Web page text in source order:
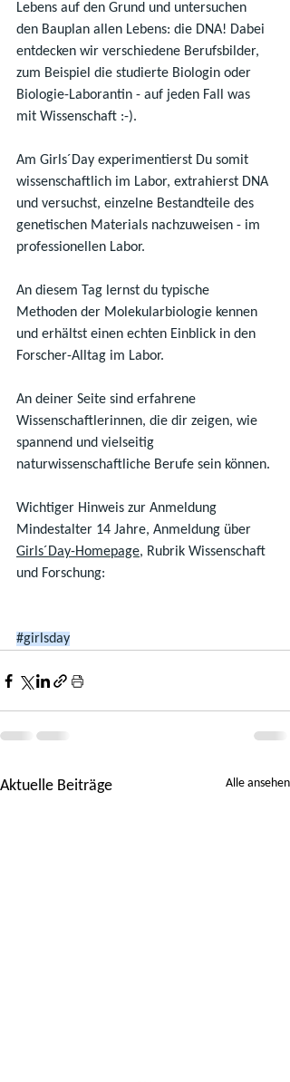
Lebens auf den Grund und untersuchen
den Bauplan allen Lebens: die DNA! Dabei
entdecken wir verschiedene Berufsbilder,
zum Beispiel die studierte Biologin oder
Biologie-Laborantin - auf jeden Fall was
mit Wissenschaft :-).
Am Girls´Day experimentierst Du somit
wissenschaftlich im Labor, extrahierst DNA
und versuchst, einzelne Bestandteile des
genetischen Materials nachzuweisen - im
professionellen Labor.
An diesem Tag lernst du typische
Methoden der Molekularbiologie kennen
und erhältst einen echten Einblick in den
Forscher-Alltag im Labor.
An deiner Seite sind erfahrene
Wissenschaftlerinnen, die dir zeigen, wie
spannend und vielseitig
naturwissenschaftliche Berufe sein können.
Wichtiger Hinweis zur Anmeldung
Mindestalter 14 Jahre, Anmeldung über
Girls´Day-Homepage, Rubrik Wissenschaft
und Forschung:
#girlsday
Aktuelle Beiträge Alle ansehen